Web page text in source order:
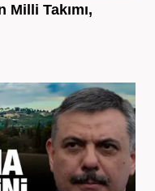
Takımı,